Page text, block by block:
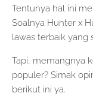
Tentunya hal ini
Soalnya Hunter x
lawas terbaik yang
Tapi, memangnya
populer? Simak
berikut ini ya.